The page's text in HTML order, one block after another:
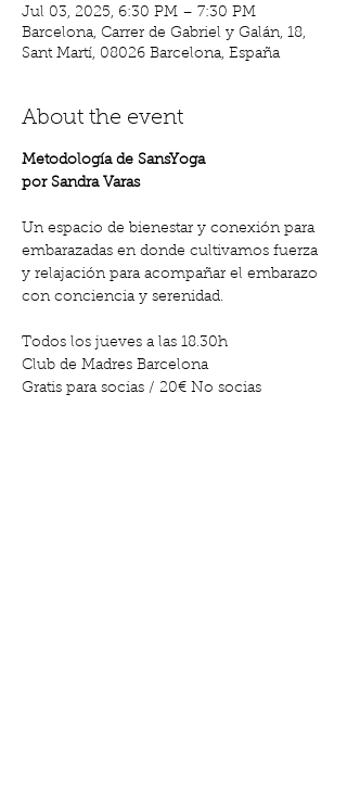
Jul 03, 2025, 6:30 PM – 7:30 PM
Barcelona, Carrer de Gabriel y Galán, 18,
Sant Martí, 08026 Barcelona, España
About the event
Metodología de SansYoga
por Sandra Varas
Un espacio de bienestar y conexión para
embarazadas en donde cultivamos fuerza
y relajación para acompañar el embarazo
con conciencia y serenidad.
Todos los jueves a las 18.30h
Club de Madres Barcelona
Gratis para socias / 20€ No socias